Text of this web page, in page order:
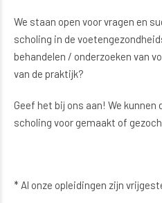
We staan open voor vragen en
scholing in de
behandelen / onderzoeken van
van de praktijk?
Geef het bij ons aan! We kunnen
scholing voor gemaakt of
* Al onze opleidingen zijn